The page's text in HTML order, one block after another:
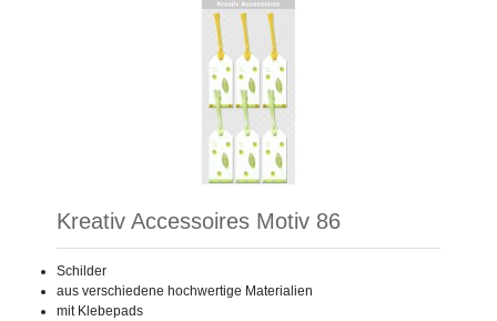
Kreativ Accessoires Motiv 86
Schilder
aus verschiedene hochwertige Materialien
mit Klebepads